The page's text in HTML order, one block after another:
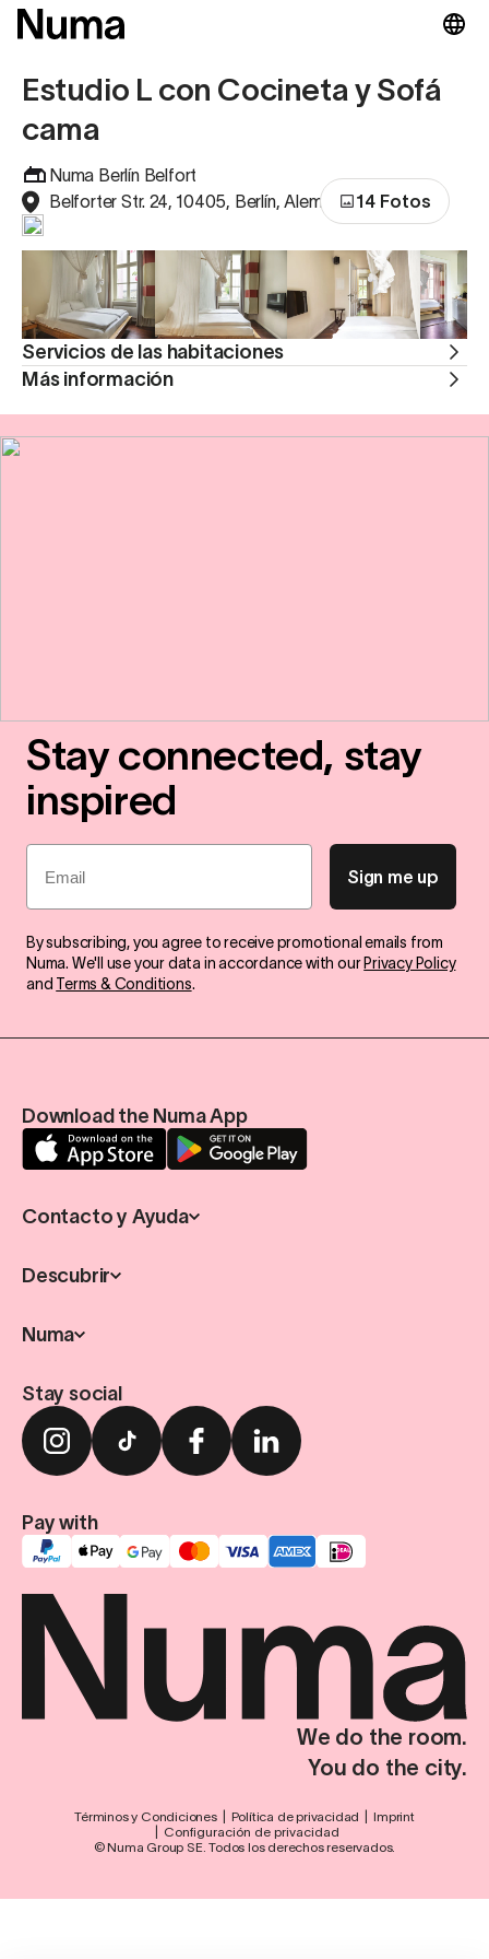
Estudio L con Cocineta y Sofá
cama
Numa Berlín Belfort
Belforter Str. 24, 10405, Berlín, Alemania14 Fotos
Servicios de las habitaciones
Más información
Stay connected, stay
inspired
Email
Sign me up
By subscribing, you agree to receive promotional emails from
Numa. We'll use your data in accordance with our Privacy Policy
and Terms & Conditions.
Download the Numa App
Contacto y Ayuda
Descubrir
Numa
Stay social
Pay with
We do the room.
You do the city.
Términos y Condiciones Política de privacidad
Imprint
Configuración de privacidad
© Numa Group SE. Todos los derechos reservados.